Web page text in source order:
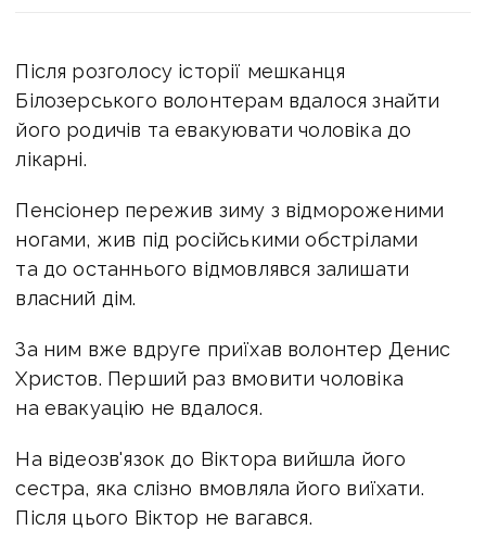
Після розголосу історії мешканця
Білозерського волонтерам вдалося знайти
його родичів та евакуювати чоловіка до
лікарні.
Пенсіонер пережив зиму з відмороженими
ногами, жив під російськими обстрілами
та до останнього відмовлявся залишати
власний дім.
За ним вже вдруге приїхав волонтер Денис
Христов. Перший раз вмовити чоловіка
на евакуацію не вдалося.
На відеозв'язок до Віктора вийшла його
сестра, яка слізно вмовляла його виїхати.
Після цього Віктор не вагався.